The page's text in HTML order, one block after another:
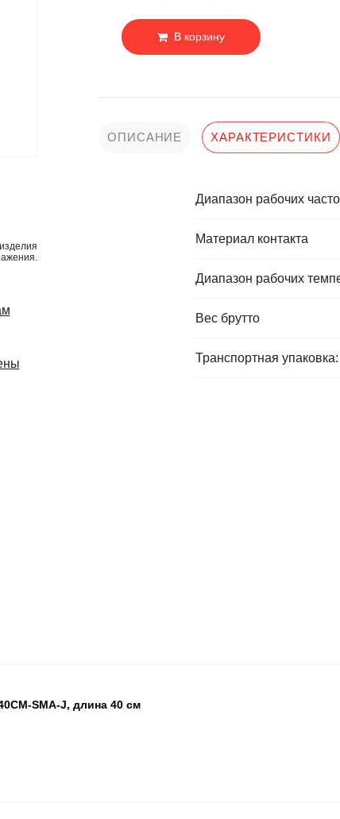
В корзину
ОПИСАНИЕ ХАРАКТЕРИСТИКИ
Диапазон рабочих
Материал контакта
Диапазон рабочих
Вес брутто
Транспортная
SMA-J, длина 40 см